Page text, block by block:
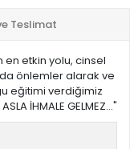
Teslimat
en etkin yolu, cinsel
da önlemler alarak ve
eğitimi verdiğimiz
İHMALE GELMEZ..."